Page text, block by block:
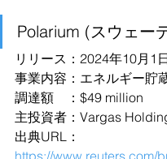
Polarium (スウェー
リリース：2024年10月1
事業内容：エネルギー貯
調達額　：$49 million
主投資者：Vargas
出典URL：
https://www.reuters.com/